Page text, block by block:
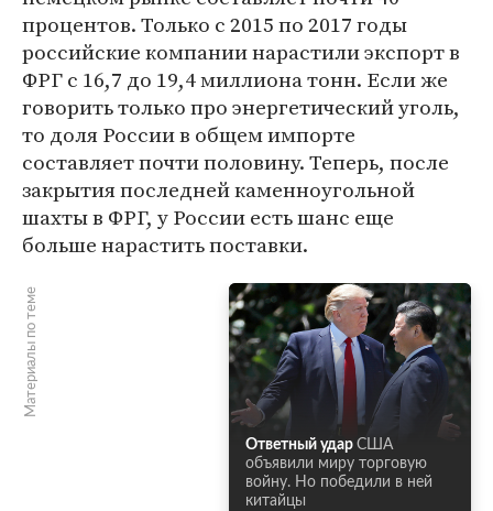
процентов. Только с 2015 по 2017 годы
российские компании нарастили экспорт в
ФРГ с 16,7 до 19,4 миллиона тонн. Если же
говорить только про энергетический уголь,
то доля России в общем импорте
составляет почти половину. Теперь, после
закрытия последней каменноугольной
шахты в ФРГ, у России есть шанс еще
больше нарастить поставки.
Материалы по теме
Ответный удар США
объявили миру торговую
войну. Но победили в ней
китайцы